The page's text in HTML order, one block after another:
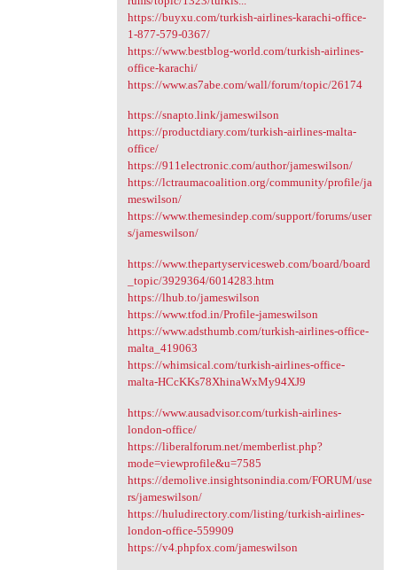
https://buyxu.com/turkish-airlines-karachi-office-
1-877-579-0367/
https://www.bestblog-world.com/turkish-airlines-
office-karachi/
https://www.as7abe.com/wall/forum/topic/26174
https://snapto.link/jameswilson
https://productdiary.com/turkish-airlines-malta-
office/
https://911electronic.com/author/jameswilson/
https://lctraumacoalition.org/community/profile/ja
meswilson/
https://www.themesindep.com/support/forums/user
s/jameswilson/
https://www.thepartyservicesweb.com/board/board
_topic/3929364/6014283.htm
https://lhub.to/jameswilson
https://www.tfod.in/Profile-jameswilson
https://www.adsthumb.com/turkish-airlines-office-
malta_419063
https://whimsical.com/turkish-airlines-office-
malta-HCcKKs78XhinaWxMy94XJ9
https://www.ausadvisor.com/turkish-airlines-
london-office/
https://liberalforum.net/memberlist.php?
mode=viewprofile&u=7585
https://demolive.insightsonindia.com/FORUM/use
rs/jameswilson/
https://huludirectory.com/listing/turkish-airlines-
london-office-559909
https://v4.phpfox.com/jameswilson